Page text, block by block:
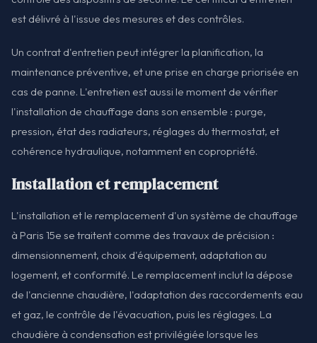
est délivré à l'issue des mesures et des contrôles.
Un contrat d'entretien peut intégrer la planification, la
maintenance préventive, et une prise en charge priorisée en
cas de panne. L'entretien est aussi le moment de vérifier
l'installation de chauffage dans son ensemble : purge,
pression, état des radiateurs, réglages du thermostat, et
cohérence hydraulique, notamment en copropriété.
Installation et remplacement
L'installation et le remplacement d'un système de chauffage
à Paris 15e se traitent comme des travaux de précision :
dimensionnement, choix d'équipement, adaptation au
logement, et conformité. Le remplacement inclut la dépose
de l'ancienne chaudière, l'adaptation des raccordements eau
et gaz, le contrôle de l'évacuation, puis les réglages. La
chaudière à condensation est privilégiée lorsque les